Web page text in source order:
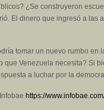
¿Se construyeron
El dinero que ingresó a
tomar un nuevo rumbo
que Venezuela necesita? Si
a luchar por la
https://